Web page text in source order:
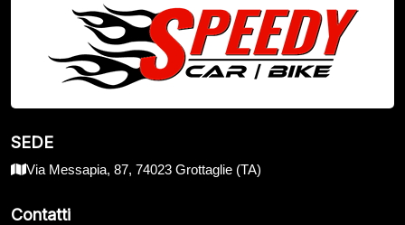
SEDE
Via Messapia, 87, 74023 Grottaglie (TA)
Contatti